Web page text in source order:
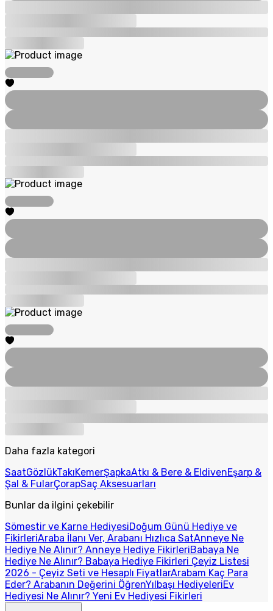
Daha fazla kategori
SaatGözlükTakıKemerŞapkaAtkı & Bere & EldivenEşarp &
Şal & FularÇorapSaç Aksesuarları
Bunlar da ilgini çekebilir
Sömestir ve Karne HediyesiDoğum Günü Hediye ve
FikirleriAraba İlanı Ver, Arabanı Hızlıca SatAnneye Ne
Hediye Ne Alınır? Anneye Hediye FikirleriBabaya Ne
Hediye Ne Alınır? Babaya Hediye Fikirleri Çeyiz Listesi
2026 - Çeyiz Seti ve Hesaplı FiyatlarArabam Kaç Para
Eder? Arabanın Değerini ÖğrenYılbaşı HediyeleriEv
Hediyesi Ne Alınır? Yeni Ev Hediyesi Fikirleri